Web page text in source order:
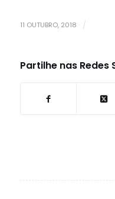
11 OUTUBRO, 2018 /
Partilhe nas Redes